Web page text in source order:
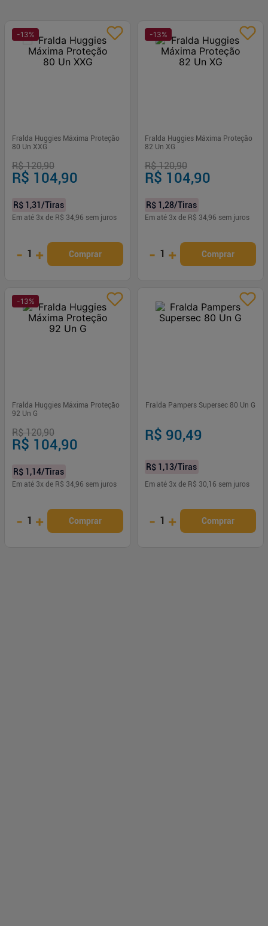
-13%
Fralda Huggies Máxima Proteção
80 Un XXG
R$ 120,90
R$ 104,90
R$ 1,31/Tiras
Em até 3x de R$ 34,96 sem juros
- 1 + Comprar
-13%
Fralda Huggies Máxima Proteção
82 Un XG
R$ 120,90
R$ 104,90
R$ 1,28/Tiras
Em até 3x de R$ 34,96 sem juros
- 1 + Comprar
-13%
Fralda Huggies Máxima Proteção
92 Un G
R$ 120,90
R$ 104,90
R$ 1,14/Tiras
Em até 3x de R$ 34,96 sem juros
- 1 + Comprar
Fralda Pampers Supersec 80 Un G
R$ 90,49
R$ 1,13/Tiras
Em até 3x de R$ 30,16 sem juros
- 1 + Comprar